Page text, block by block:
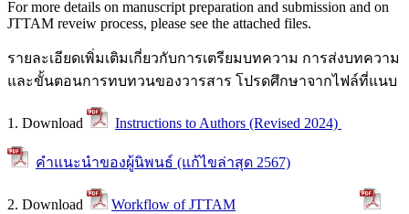
For more details on manuscript preparation and submission and on
JTTAM reveiw process, please see the attached files.
รายละเอียดเพิ่มเติมเกี่ยวกับการเตรียมบทความ การส่งบทความ
และขั้นตอนการทบทวนของวารสาร โปรดศึกษาจากไฟล์ที่แนบ
1. Download Instructions to Authors (Revised 2024)
คำแนะนำของผู้นิพนธ์ (แก้ไขล่าสุด 2567)
2. Download
Workflow of JTTAM